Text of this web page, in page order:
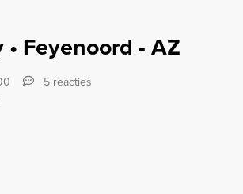
Feyenoord - AZ
5 reacties